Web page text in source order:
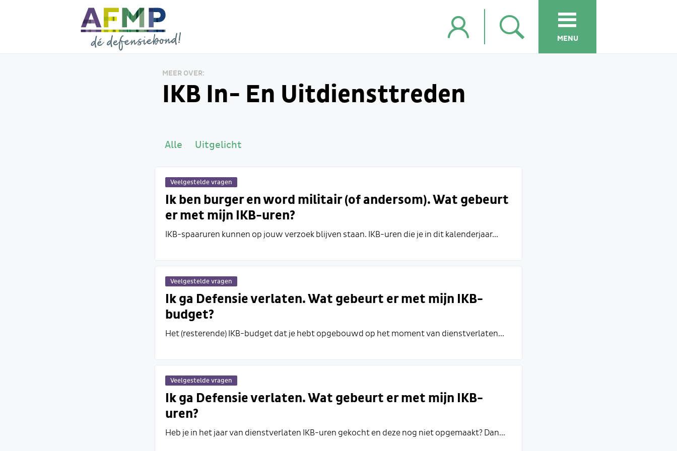
MENU
MEER OVER:
IKB In- En Uitdiensttreden
Alle Uitgelicht
Veelgestelde vragen
Ik ben burger en word militair (of andersom). Wat gebeurt
er met mijn IKB-uren?
IKB-spaaruren kunnen op jouw verzoek blijven staan. IKB-uren die je in dit kalenderjaar...
Veelgestelde vragen
Ik ga Defensie verlaten. Wat gebeurt er met mijn IKB-
budget?
Het (resterende) IKB-budget dat je hebt opgebouwd op het moment van dienstverlaten...
Veelgestelde vragen
Ik ga Defensie verlaten. Wat gebeurt er met mijn IKB-
uren?
Heb je in het jaar van dienstverlaten IKB-uren gekocht en deze nog niet opgemaakt? Dan...